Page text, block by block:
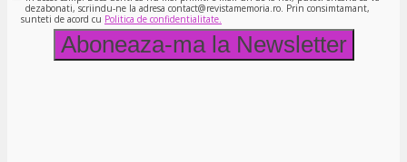
dezabonati, scriindu-ne la adresa contact@revistamemoria.ro. Prin consimtamant,
sunteti de acord cu Politica de confidentialitate.